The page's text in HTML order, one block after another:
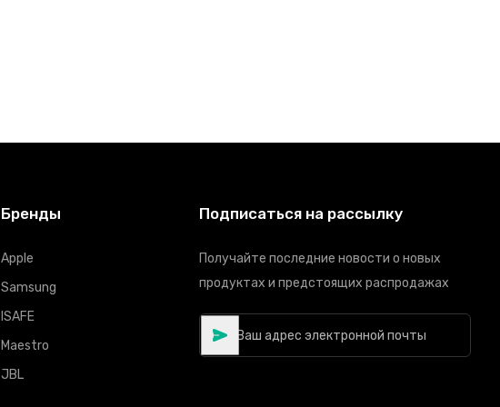
Бренды
Apple
Samsung
ISAFE
Maestro
JBL
Подписаться на рассылку
Получайте последние новости о новых
продуктах и предстоящих распродажах